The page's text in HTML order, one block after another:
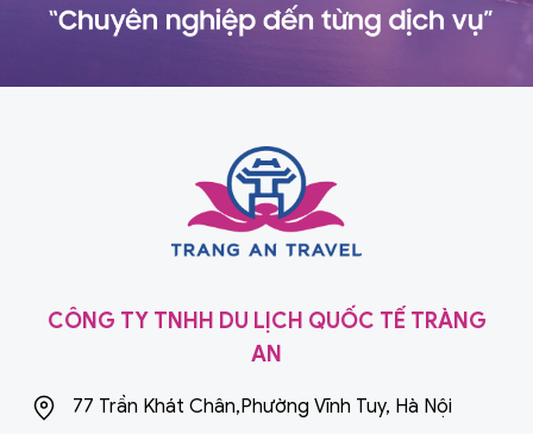
CÔNG TY TNHH DU LỊCH QUỐC TẾ TRÀNG
AN
77 Trần Khát Chân,Phường Vĩnh Tuy, Hà Nội